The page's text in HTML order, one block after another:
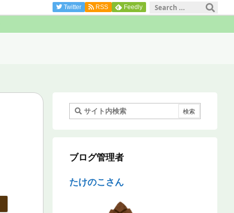
Twitter RSS Feedly
ブログ管理者
たけのこさん